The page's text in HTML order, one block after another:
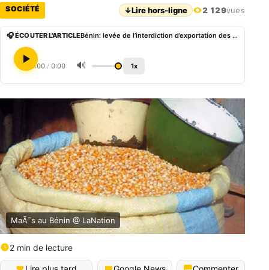
SOCIÉTÉ ↓Lire hors-ligne 2 129vues
🎧 ÉCOUTER L'ARTICLE Bénin: levée de l’interdiction d’exportation des produits vivriers
0:00 / 0:00 🔊 1x
MaÃ¯s au Bénin @ LaNation
2 min de lecture